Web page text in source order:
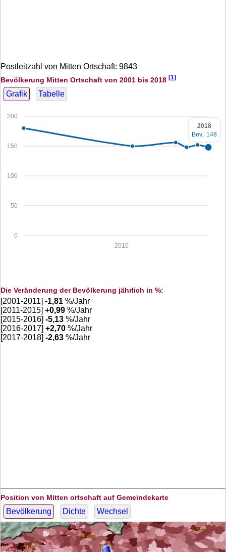
Postleitzahl von Mitten Ortschaft: 9843
Bevölkerung Mitten Ortschaft von 2001 bis 2018 [1]
Grafik Tabelle
0
50
100
150
200
2010
2018
Bev.: 148
Die Veränderung der Bevölkerung jährlich in %:
[2001-2011] -1,81 %/Jahr
[2011-2015] +0,99 %/Jahr
[2015-2016] -5,13 %/Jahr
[2016-2017] +2,70 %/Jahr
[2017-2018] -2,63 %/Jahr
Position von Mitten ortschaft auf Gemeindekarte
Bevölkerung Dichte Wechsel